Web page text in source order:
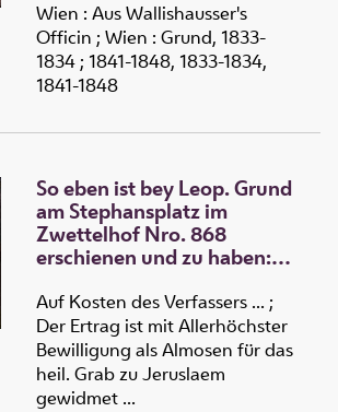
Wien : Aus Wallishausser's
Officin ; Wien : Grund, 1833-
1834 ; 1841-1848, 1833-1834,
1841-1848
So eben ist bey Leop. Grund
am Stephansplatz im
Zwettelhof Nro. 868
erschienen und zu haben:
Pilgerreise nach Rom und
Jerusalem im Jahre 1837.
Von Dr. Joseph Salzbacher,
Domcapitular zu St. Stephan
in Wien
Auf Kosten des Verfassers ... ;
Der Ertrag ist mit Allerhöchster
Bewilligung als Almosen für das
heil. Grab zu Jeruslaem
gewidmet ...